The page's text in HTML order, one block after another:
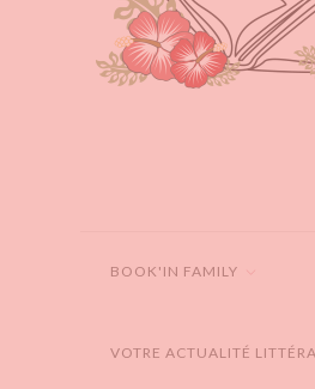
BOOK'IN FAMILY
VOTRE ACTUALITÉ